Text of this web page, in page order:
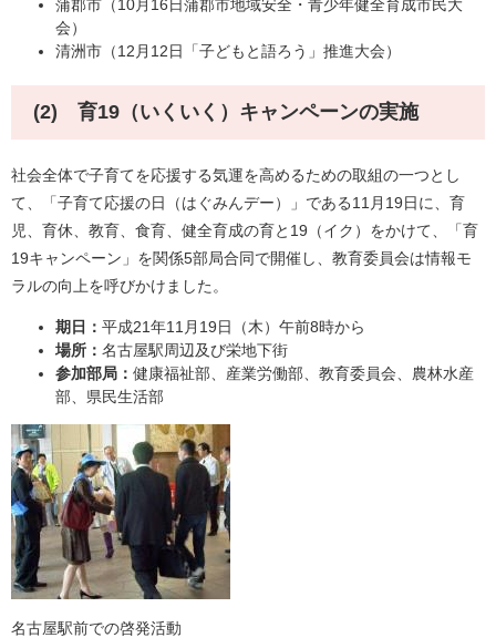
蒲郡市（10月16日蒲郡市地域安全・青少年健全育成市民大
会）
清洲市（12月12日「子どもと語ろう」推進大会）
(2) 育19（いくいく）キャンペーンの実施
社会全体で子育てを応援する気運を高めるための取組の一つとし
て、「子育て応援の日（はぐみんデー）」である11月19日に、育
児、育休、教育、食育、健全育成の育と19（イク）をかけて、「育
19キャンペーン」を関係5部局合同で開催し、教育委員会は情報モ
ラルの向上を呼びかけました。
期日： 平成21年11月19日（木）午前8時から
場所： 名古屋駅周辺及び栄地下街
参加部局： 健康福祉部、産業労働部、教育委員会、農林水産
部、県民生活部
名古屋駅前での啓発活動